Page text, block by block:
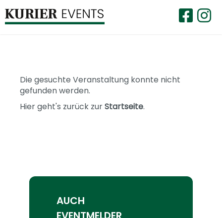
Die gesuchte Veranstaltung konnte nicht
gefunden werden.
Hier geht's zurück zurStartseite.
AUCH